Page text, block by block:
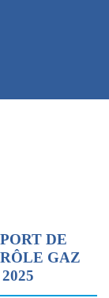
DE
GAZ
2025